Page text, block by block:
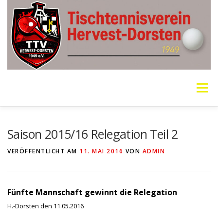
Inhalt
springen
Menü
SOCIAL MEDIA TT-NEWS WER SPIELT HEUTE?
Saison 2015/16 Relegation Teil 2
VERÖFFENTLICHT AM 11. MAI 2016 VON ADMIN
Fünfte Mannschaft gewinnt die Relegation
H.-Dorsten den 11.05.2016